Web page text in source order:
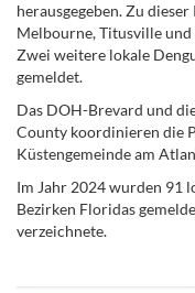
herausgegeben. Zu
Melbourne, Titusville und
Zwei weitere lokale
gemeldet.
Das DOH-Brevard und
County koordinieren die
Küstengemeinde am
Im Jahr 2024 wurden 91
Bezirken Floridas
verzeichnete.